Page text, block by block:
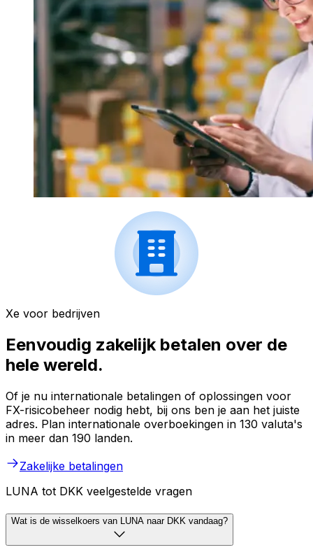
Xe voor bedrijven
Eenvoudig zakelijk betalen over de
hele wereld.
Of je nu internationale betalingen of oplossingen voor
FX-risicobeheer nodig hebt, bij ons ben je aan het juiste
adres. Plan internationale overboekingen in 130 valuta's
in meer dan 190 landen.
Zakelijke betalingen
LUNA tot DKK veelgestelde vragen
Wat is de wisselkoers van LUNA naar DKK vandaag?